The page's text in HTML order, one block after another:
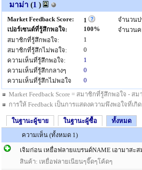
มาม่า (1 )
Market Feedback Score:
1
เปอร์เซนต์ที่รู้สึกพอใจ:
100%
สมาชิกที่รู้สึกพอใจ:
1
สมาชิกที่รู้สึกไม่พอใจ:
0
ความเห็นที่รู้สึกพอใจ:
1
ความเห็นที่รู้สึกกลางๆ
0
ความเห็นที่รู้สึกไม่พอใจ
0
จำนวนป
จำนวนค
Market Feedback Score = สมาชิกที่รู้สึกพอใจ -
การให้ Feedback เป็นการแสดงความพึงพอใจที่
ในฐานะผู้ขาย ในฐานะผู้ซื้อ
ทั้งหมด
ความเห็น (ทั้งหมด 1)
เจิมก่อน เหยื่อฟลายแบรนด์NAME เอามาสะส
สินค้า: เหยื่อฟลายเนียนๆจี๊ดๆโค้ดๆ